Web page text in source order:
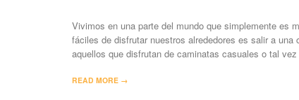
Vivimos en una parte del mundo que simplemente es
fáciles de disfrutar nuestros alrededores es salir a
aquellos que disfrutan de caminatas casuales o tal
READ MORE →